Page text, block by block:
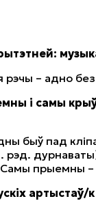
рэчы – адно
і самы
быў пад
рэд.
прыемны –
артыстаў/